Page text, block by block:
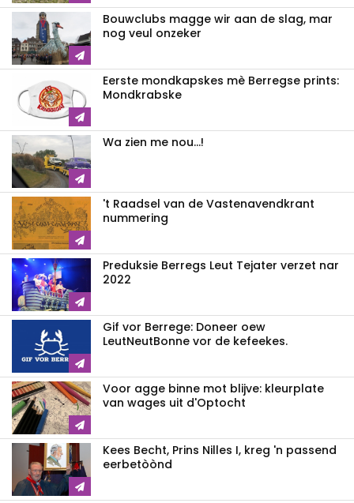
Bouwclubs magge wir aan de slag, mar
nog veul onzeker
Eerste mondkapskes mè Berregse prints:
Mondkrabske
Wa zien me nou...!
't Raadsel van de Vastenavendkrant
nummering
Preduksie Berregs Leut Tejater verzet nar
2022
Gif vor Berrege: Doneer oew
LeutNeutBonne vor de kefeekes.
Voor agge binne mot blijve: kleurplate
van wages uit d'Optocht
Kees Becht, Prins Nilles I, kreg 'n passend
eerbetòònd